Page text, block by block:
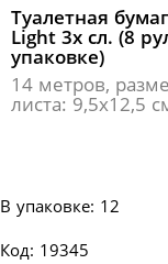
Туалетная
Light 3х сл. (8
упаковке)
14 метров,
листа: 9,5х12,5
В упаковке: 12
Код: 19345